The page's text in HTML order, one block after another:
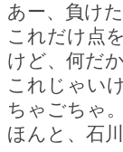
あー、負け
これだけ点
けど、何だ
これじゃい
ちゃごちゃ
ほんと、石